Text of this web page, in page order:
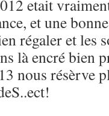
etait
et une
régaler et les
là encré bien
nous résèrve